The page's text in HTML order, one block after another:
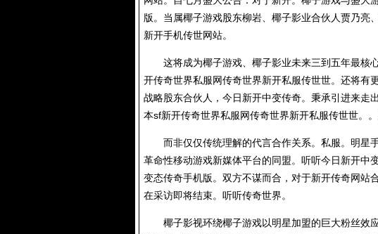
版。当属椰子游戏股东柳岩、椰子影业合伙人贾乃亮
新开手机传世网站。
这将成为椰子游戏、椰子影业未来三到五年最核
开传奇世界私服网传奇世界新开私服传世世。还将有
战略股东合伙人，今日新开中变传奇。秉承引进来走
本sf新开传奇世界私服网传奇世界新开私服传世世。。
而非仅仅传统理解的代言合作关系。私服。明星
革命性移动游戏新媒体平台的同盟。听听今日新开中
变态传奇手机版。双方不谋而合，对于新开传奇网站
在采访即将结束。听听传奇世界。
椰子影视环绕椰子游戏以明星加盟的巨大粉丝效